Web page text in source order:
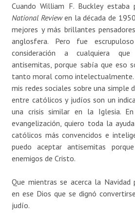
Cuando William F. Buckley
National Reviewen la década de
mejores y más brillantes
anglosfera. Pero fue
consideración a cualquiera que
antisemitas, porque sabía que eso
tanto moral como intelectualmente.
mis redes sociales sobre una simple
entre católicos y judíos son un
una crisis similar en la Iglesia.
evangelización, quiero toda la
católicos más convencidos e
puedo aceptar antisemitas
enemigos de Cristo.
Que mientras se acerca la Navidad
en ese Dios que se dignó
judío.